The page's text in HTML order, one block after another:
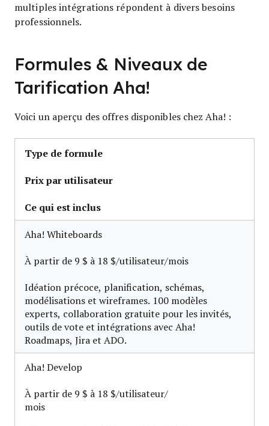
multiples intégrations répondent à divers besoins
professionnels.
Formules & Niveaux de
Tarification Aha!
Voici un aperçu des offres disponibles chez Aha! :
Type de formule
Prix par utilisateur
Ce qui est inclus
Aha! Whiteboards
À partir de 9 $ à 18 $/utilisateur/mois
Idéation précoce, planification, schémas,
modélisations et wireframes. 100 modèles
experts, collaboration gratuite pour les invités,
outils de vote et intégrations avec Aha!
Roadmaps, Jira et ADO.
Aha! Develop
À partir de 9 $ à 18 $/utilisateur/
mois